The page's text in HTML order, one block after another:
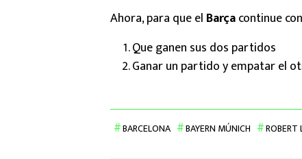
Ahora, para que el Barçacontinue
Que ganen sus dos partidos
Ganar un partido y empatar el
BARCELONA BAYERN MÚNICH